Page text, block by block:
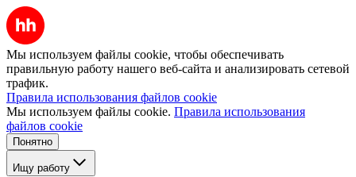
Мы используем файлы cookie, чтобы обеспечивать
правильную работу нашего веб-сайта и анализировать сетевой
трафик.
Правила использования файлов cookie
Мы используем файлы cookie. Правила использования
файлов cookie
Понятно
Ищу работу